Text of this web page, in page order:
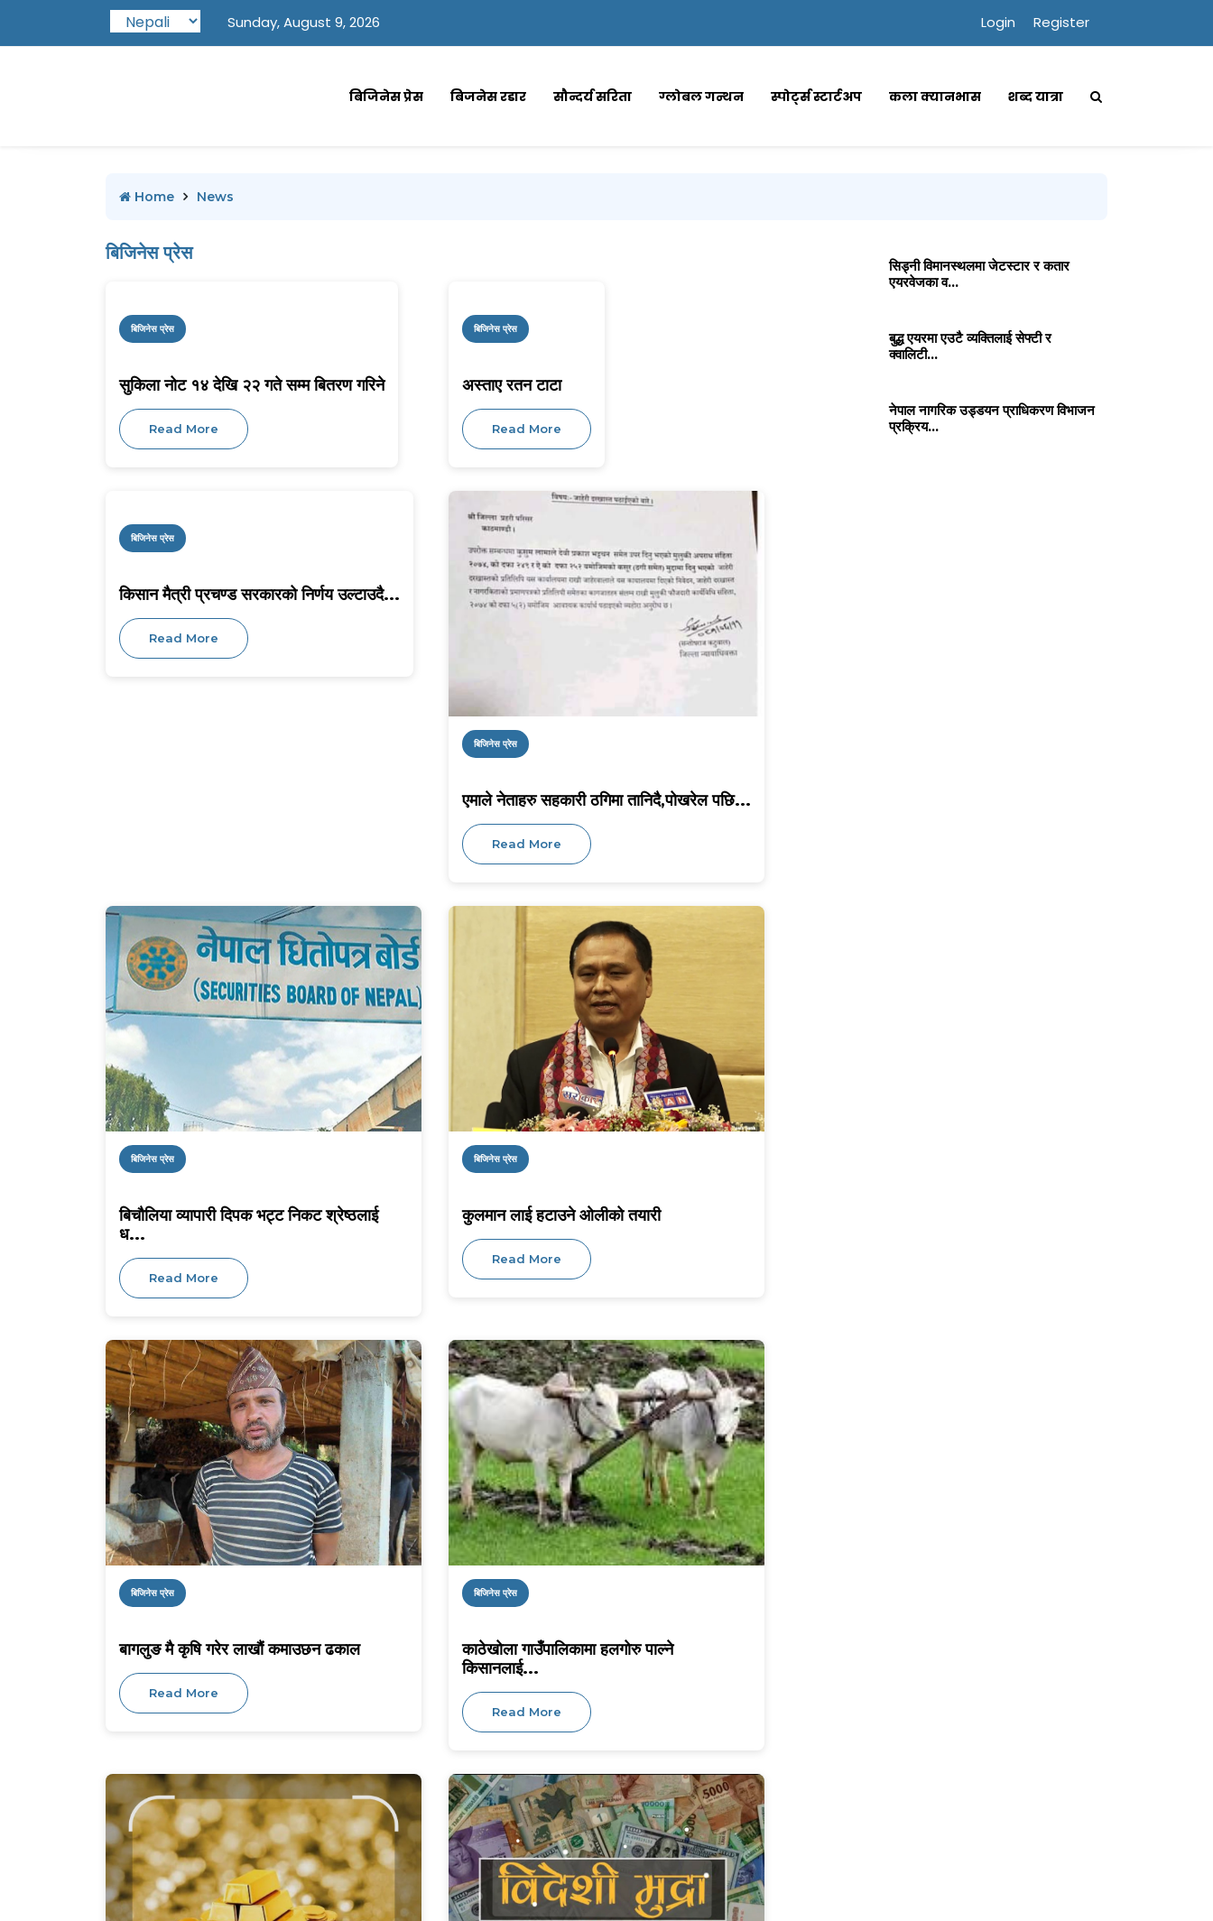
Sunday, August 9, 2026 Login Register
बिजिनेस प्रेस बिजनेस रडार सौन्दर्य सरिता ग्लोबल गन्थन स्पोर्ट्स स्टार्टअप कला क्यानभास शब्द यात्रा
Home News
बिजिनेस प्रेस
बिजिनेस प्रेस
सुकिला नोट १४ देखि २२ गते सम्म बितरण गरिने
Read More
बिजिनेस प्रेस
अस्ताए रतन टाटा
Read More
बिजिनेस प्रेस
किसान मैत्री प्रचण्ड सरकारको निर्णय उल्टाउदै...
Read More
बिजिनेस प्रेस
एमाले नेताहरु सहकारी ठगिमा तानिदै,पोखरेल पछि...
Read More
बिजिनेस प्रेस
बिचौलिया व्यापारी दिपक भट्ट निकट श्रेष्ठलाई
ध...
Read More
बिजिनेस प्रेस
कुलमान लाई हटाउने ओलीको तयारी
Read More
बिजिनेस प्रेस
बागलुङ मै कृषि गरेर लाखौं कमाउछन ढकाल
Read More
बिजिनेस प्रेस
काठेखोला गाउँपालिकामा हलगोरु पाल्ने
किसानलाई...
Read More
सिड्नी विमानस्थलमा जेटस्टार र कतार
एयरवेजका व...
बुद्ध एयरमा एउटै व्यक्तिलाई सेफ्टी र
क्वालिटी...
नेपाल नागरिक उड्डयन प्राधिकरण विभाजन
प्रक्रिय...